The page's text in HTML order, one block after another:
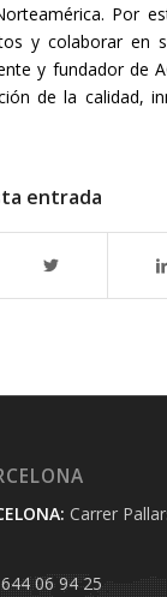
Por
y colaborar en
y fundador de
de la calidad,
entrada
Carrer
06 94 25‬